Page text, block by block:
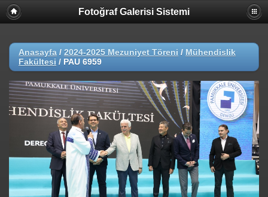
Fotoğraf Galerisi Sistemi
Anasayfa / 2024-2025 Mezuniyet Töreni / Mühendislik
Fakültesi / PAU 6959